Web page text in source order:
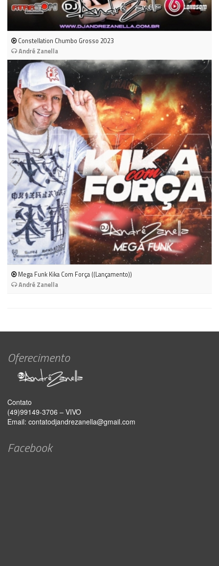
Constellation Chumbo Grosso 2023
André Zanella
Mega Funk Kika Com Força ((Lançamento))
André Zanella
Oferecimento
Contato
(49)99149-3706 – VIVO
Email: contatodjandrezanella@gmail.com
Facebook